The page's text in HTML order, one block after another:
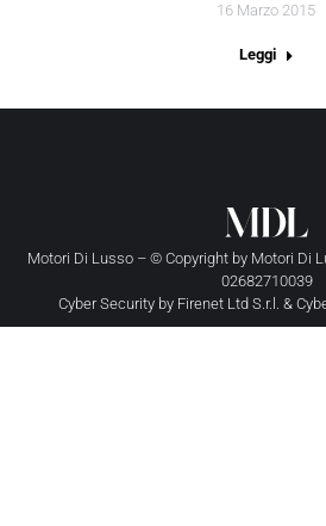
16 Marzo 2015
Leggi
Motori Di Lusso – © Copyright by Motori Di
02682710039
Cyber Security by Firenet Ltd S.r.l. &